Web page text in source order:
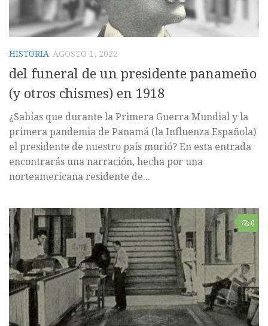
HISTORIA AGOSTO 1, 2022
del funeral de un presidente panameño
(y otros chismes) en 1918
¿Sabías que durante la Primera Guerra Mundial y la
primera pandemia de Panamá (la Influenza Española)
el presidente de nuestro país murió? En esta entrada
encontrarás una narración, hecha por una
norteamericana residente de...
0